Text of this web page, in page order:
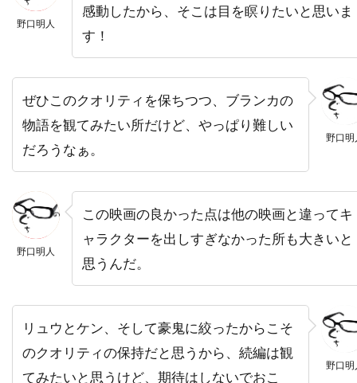
バーバラ・ギャリック
バーバラ・デフィーナ
バーバラ・ハーシー
バーバラ・ベル・ゲデス
パコ・フェメニア
パコ・プラサ
パシフィックウェスタン
パシフィック・データ・イメージズ
パシフィック・データー・イメージズ
パット・ウェルシュ
パット・ロマーノ
パテ
パトリシア・ヒッチコック
パトリシア・ヒーリー
パトリシア・ベルチャー
パトリック・アンデション
野口明人
感動したから、そこは目を瞑りたいと思いま
す！
野口明
ぜひこのクオリティを保ちつつ、ブランカの
物語を観てみたい所だけど、やっぱり難しい
だろうなぁ。
野口明人
この映画の良かった点は他の映画と違ってキ
ャラクターを出しすぎなかった所も大きいと
思うんだ。
野口明
リュウとケン、そして豪鬼に絞ったからこそ
のクオリティの保持だと思うから、続編は観
てみたいと思うけど、期待はしないでおこ